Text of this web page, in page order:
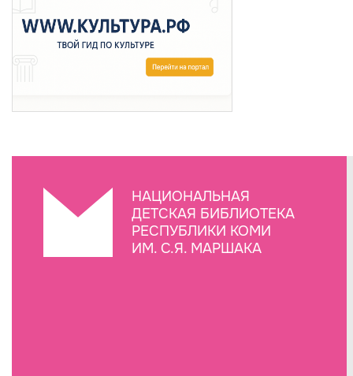
НАЦИОНАЛЬНАЯ
ДЕТСКАЯ БИБЛИОТЕКА
РЕСПУБЛИКИ КОМИ
ИМ. С.Я. МАРШАКА